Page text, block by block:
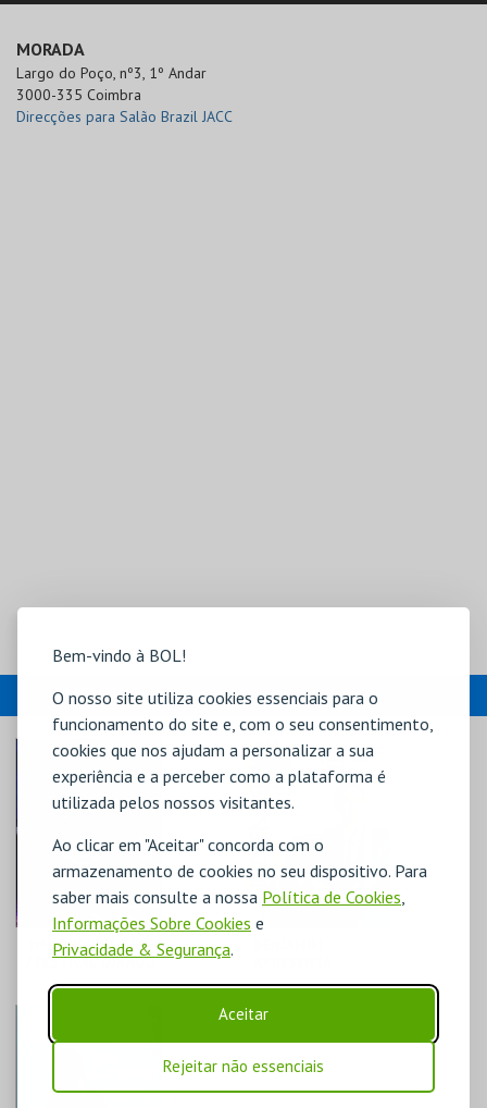
Bem-vindo à BOL!
O nosso site utiliza cookies essenciais para o
funcionamento do site e, com o seu consentimento,
cookies que nos ajudam a personalizar a sua
experiência e a perceber como a plataforma é
utilizada pelos nossos visitantes.
Ao clicar em "Aceitar" concorda com o
armazenamento de cookies no seu dispositivo. Para
saber mais consulte a nossa Política de Cookies,
Informações Sobre Cookies e
Privacidade & Segurança.
Aceitar
Rejeitar não essenciais
MORADA
Largo do Poço, nº3, 1º Andar
3000-335 Coimbra
Direcções para Salão Brazil JACC
EVENTOS
TIM KLIPHUIS TRIO
/ FESTIVAL DJANGO
PORTUGAL
"CRÓNICAS DO
SALÃO BRAZIL JACC